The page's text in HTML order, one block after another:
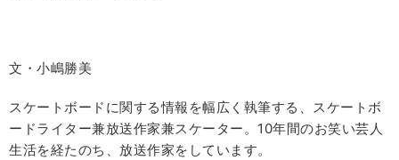
文・小嶋勝美
スケートボードに関する情報を幅広く執筆する、スケートボ
ードライター兼放送作家兼スケーター。10年間のお笑い芸人
生活を経たのち、放送作家をしています。